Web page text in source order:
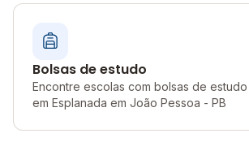
Bolsas de estudo
Encontre escolas com bolsas de
em Esplanada em João Pessoa - PB